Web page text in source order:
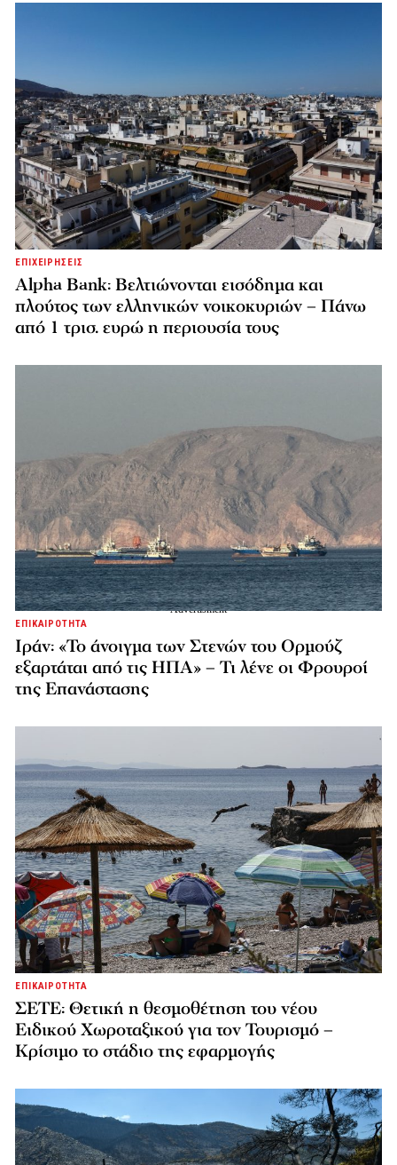
ΕΠΙΧΕΙΡΗΣΕΙΣ
Alpha Bank: Βελτιώνονται εισόδημα και
πλούτος των ελληνικών νοικοκυριών – Πάνω
από 1 τρισ. ευρώ η περιουσία τους
ΕΠΙΚΑΙΡΟΤΗΤΑ
Ιράν: «Το άνοιγμα των Στενών του Ορμούζ
εξαρτάται από τις ΗΠΑ» – Τι λένε οι Φρουροί
της Επανάστασης
ΕΠΙΚΑΙΡΟΤΗΤΑ
ΣΕΤΕ: Θετική η θεσμοθέτηση του νέου
Ειδικού Χωροταξικού για τον Τουρισμό –
Κρίσιμο το στάδιο της εφαρμογής